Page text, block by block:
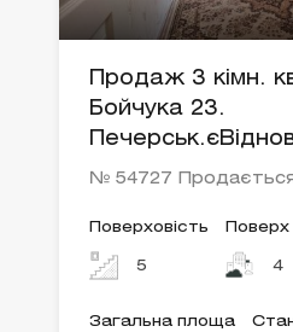
Продаж 3 кімн.
Бойчука 23.
№ 54727
Поверховість
5
Поверх
4
Загальна площа